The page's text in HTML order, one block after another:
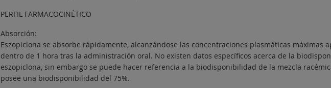
PERFIL FARMACOCINÉTICO
Absorción:
Eszopiclona se absorbe rápidamente, alcanzándose las concentraciones plasmáticas máximas
dentro de 1 hora tras la administración oral. No existen datos específicos acerca de la
eszopiclona, sin embargo se puede hacer referencia a la biodisponibilidad de la mezcla
posee una biodisponibilidad del 75%.